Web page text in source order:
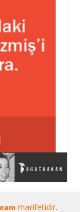
marifetidir.